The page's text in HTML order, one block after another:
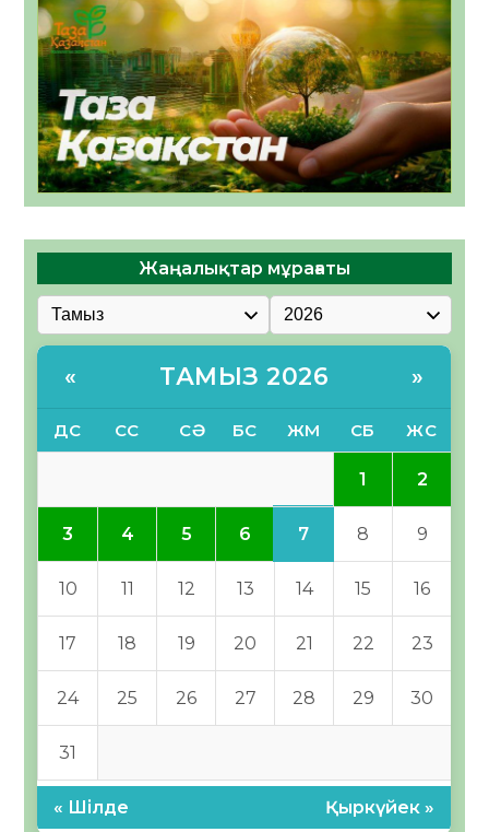
Жаңалықтар мұрағаты
« ТАМЫЗ 2026 »
ДС СС СӘ БС ЖМ СБ ЖС
1 2
3 4 5 6 7 8 9
10 11 12 13 14 15 16
17 18 19 20 21 22 23
24 25 26 27 28 29 30
31
« Шілде Қыркүйек »